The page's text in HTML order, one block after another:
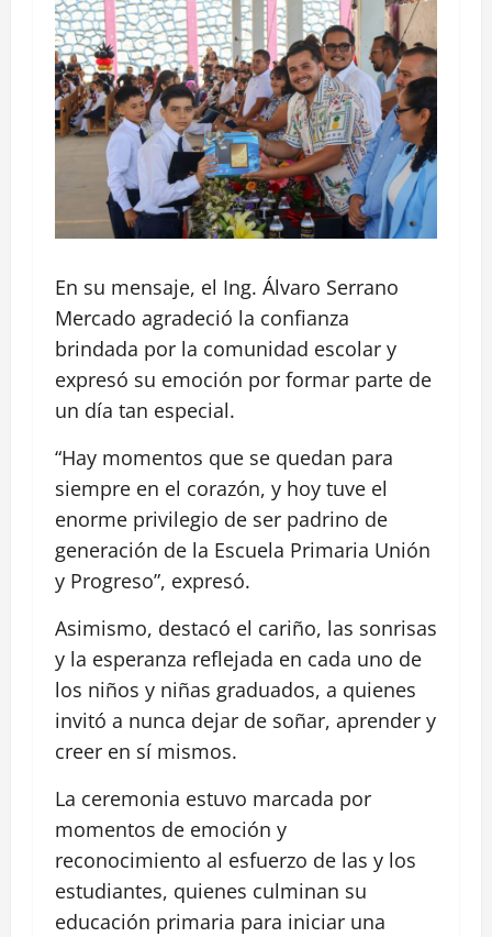
En su mensaje, el Ing. Álvaro Serrano
Mercado agradeció la confianza
brindada por la comunidad escolar y
expresó su emoción por formar parte de
un día tan especial.
“Hay momentos que se quedan para
siempre en el corazón, y hoy tuve el
enorme privilegio de ser padrino de
generación de la Escuela Primaria Unión
y Progreso”, expresó.
Asimismo, destacó el cariño, las sonrisas
y la esperanza reflejada en cada uno de
los niños y niñas graduados, a quienes
invitó a nunca dejar de soñar, aprender y
creer en sí mismos.
La ceremonia estuvo marcada por
momentos de emoción y
reconocimiento al esfuerzo de las y los
estudiantes, quienes culminan su
educación primaria para iniciar una